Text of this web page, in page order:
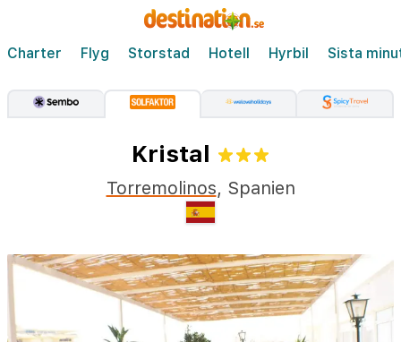
Charter Flyg Storstad Hotell Hyrbil Sista
Kristal
Torremolinos, Spanien